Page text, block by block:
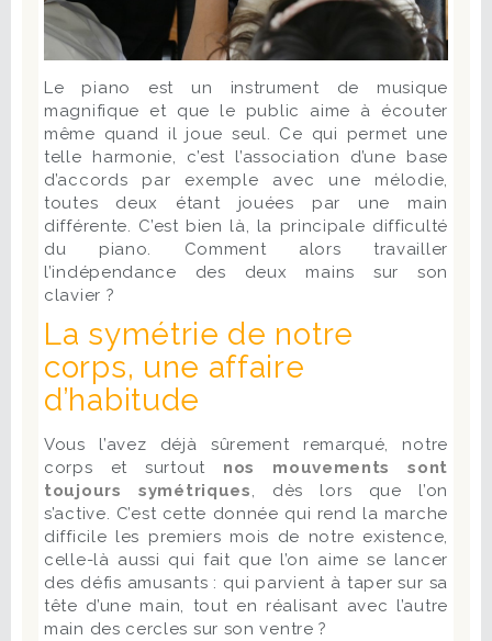
Le piano est un instrument de musique
magnifique et que le public aime à écouter
même quand il joue seul. Ce qui permet une
telle harmonie, c’est l’association d’une base
d’accords par exemple avec une mélodie,
toutes deux étant jouées par une main
différente. C’est bien là, la principale difficulté
du piano. Comment alors travailler
l’indépendance des deux mains sur son
clavier ?
La symétrie de notre
corps, une affaire
d’habitude
Vous l’avez déjà sûrement remarqué, notre
corps et surtoutnos mouvements sont
toujours symétriques, dès lors que l’on
s’active. C’est cette donnée qui rend la marche
difficile les premiers mois de notre existence,
celle-là aussi qui fait que l’on aime se lancer
des défis amusants : qui parvient à taper sur sa
tête d’une main, tout en réalisant avec l’autre
main des cercles sur son ventre ?